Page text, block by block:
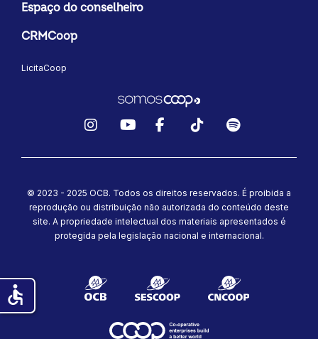
Espaço do conselheiro
CRMCoop
LicitaCoop
© 2023 - 2025 OCB. Todos os direitos reservados. É proibida a
reprodução ou distribuição não autorizada do conteúdo deste
site. A propriedade intelectual dos materiais apresentados é
protegida pela legislação nacional e internacional.
accessible